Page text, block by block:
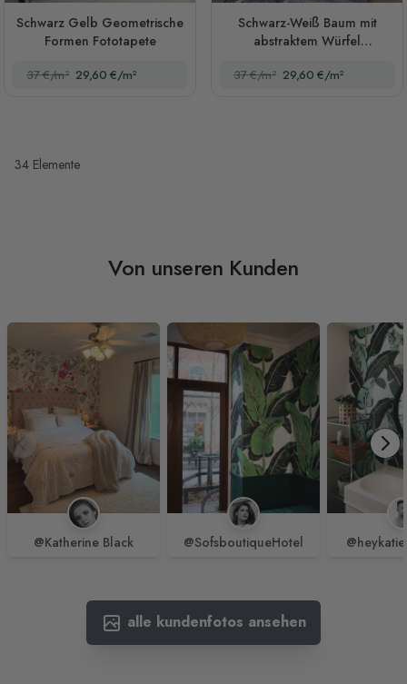
Schwarz Gelb Geometrische
Formen Fototapete
37 €/m² 29,60 €/m²
Schwarz-Weiß Baum mit
abstraktem Würfel
37 €/m² 29,60 €/m²
34 Elemente
Von unseren Kunden
@Katherine Black @SofsboutiqueHotel
alle kundenfotos ansehen